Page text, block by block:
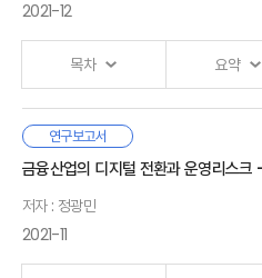
5. 업무위탁 이슈
6. 보험모집 이슈
7. 보험계약 심사 이슈
8. 소비자보호 이슈
9. 데이터안전·보안 이슈
10. 보험업무 종사자 이슈
11. 감독 이슈
Ⅵ. 인공지능(AI)의 이용에 따른
: 결론에 갈음하여
1. 보험업 법제 정비 방향
한편 밀레니얼 세대를 대상으로 한
직접투자를 선호하고 위험수용도
보인다고 보고하는데, 20·30대
단기간 내에 효과적으로 자산을
목표없이 시장의 쏠림에 민감하
여력이나 관심이 없는 집단이 혼
모든 집단에게 있어서 은퇴 후 안
것이다.
3. 은퇴에 대한 생각
Ⅳ. 소비자실험
2. 실험 결과: 실험집단별 평균
3. 강건성 검증
Ⅴ. 결론
· 참고문헌
만들어 외부 규모의 경제 측면에
두 번째는 국가챔피언 전략으로
만들어주어 규모를 키운 후, 글
세번째는 글로벌 틈새시장 진
추진하는 히든챔피언을 육성하는
3가지 대안 가운데 세 번째 히
재보험산업 발전 전략으로 제
허브정책은 싱가포르와 같이 소
있고, 두 번째 국가챔피언 전략은
규모가 큰 국가가 상대적으로 더 유
1. 시장 현황
2. 정책 현황
Ⅲ. 관련 이론
1. 클러스터
2. 전략적 무역정책
3. 국가챔피언
5. 히든챔피언
2021-12
목차 요약
우리나라 보험산업의 저성장 및
위하여 일본 보험회사 사업 포
일본 보험회사가 사업 재편을 추
Ⅰ. 서론
1. 연구배경
2. 연구 범위
Ⅱ. 일본 보험회사 사업재편 배경
연구보고서
금융산업의 디지털 전환과 운영리스
저자 : 정광민
2021-11